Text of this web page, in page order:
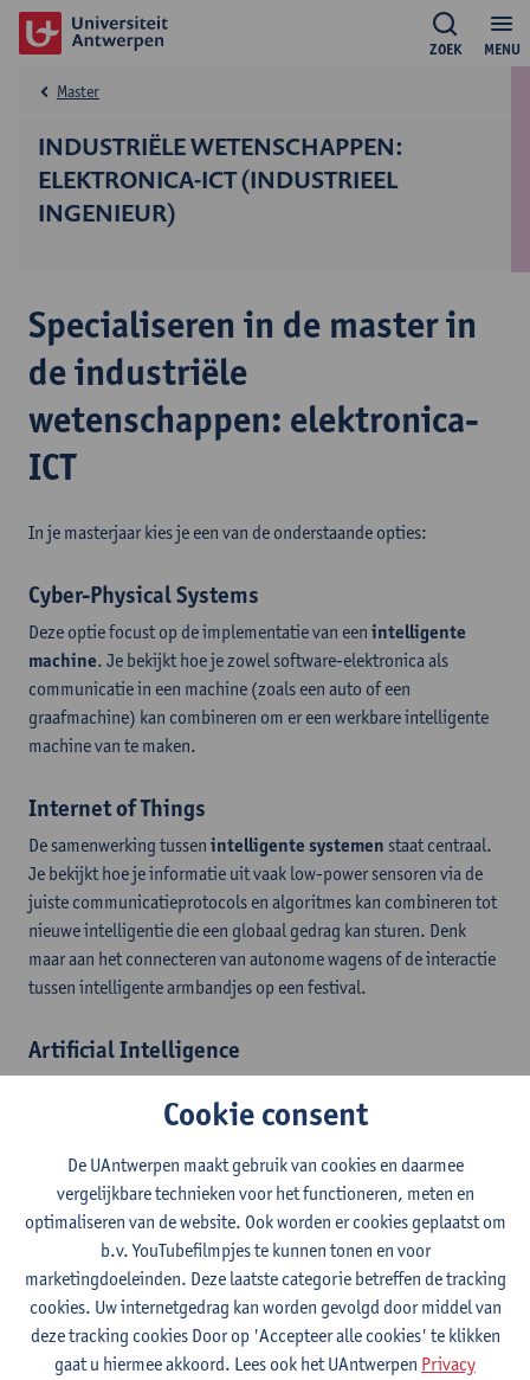
MENU
ZOEK
INDUSTRIËLE WETENSCHAPPEN:
ELEKTRONICA-ICT (INDUSTRIEEL
INGENIEUR)
Master
Specialiseren in de master in
de industriële
wetenschappen: elektronica-
ICT
In je masterjaar kies je een van de onderstaande opties:
Cyber-Physical Systems
Deze optie focust op de implementatie van een intelligente
machine. Je bekijkt hoe je zowel software-elektronica als
communicatie in een machine (zoals een auto of een
graafmachine) kan combineren om er een werkbare intelligente
machine van te maken.
Internet of Things
De samenwerking tussen intelligente systemen staat centraal.
Je bekijkt hoe je informatie uit vaak low-power sensoren via de
juiste communicatieprotocols en algoritmes kan combineren tot
nieuwe intelligentie die een globaal gedrag kan sturen. Denk
maar aan het connecteren van autonome wagens of de interactie
tussen intelligente armbandjes op een festival.
Artificial Intelligence
Je leert hoe je deze principes verschillende intelligente devices
intelligentie) te bereiken. Je focust je in dit geval niet zozeer op
rekenintensieve gecentraliseerde AI-oplossingen maar op
gedecentraliseerde interactie van intelligente componenten en
op de methodes om deze interactie te optimaliseren zodat het
het einddoel, het finale globaleintelligente gedrag, optimaal
is.
Cookie consent
De UAntwerpen maakt gebruik van cookies en daarmee
vergelijkbare technieken voor het functioneren, meten en
optimaliseren van de website. Ook worden er cookies geplaatst om
b.v. YouTubefilmpjes te kunnen tonen en voor
marketingdoeleinden. Deze laatste categorie betreffen de tracking
cookies. Uw internetgedrag kan worden gevolgd door middel van
deze tracking cookies Door op 'Accepteer alle cookies' te klikken
gaat u hiermee akkoord. Lees ook het UAntwerpen Privacy